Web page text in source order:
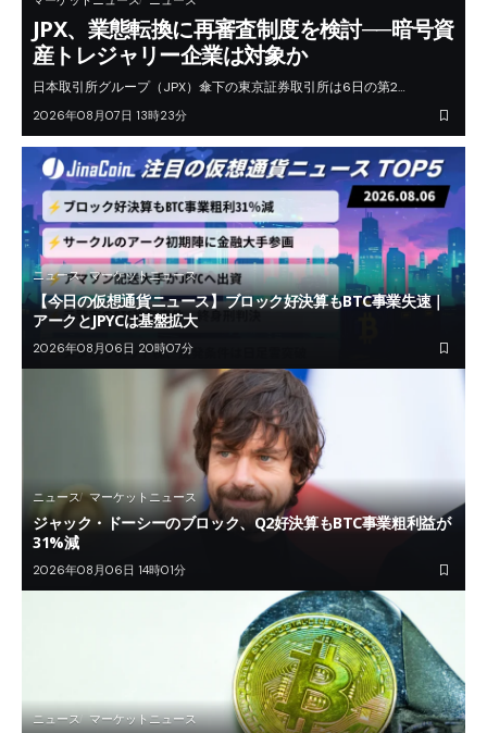
JPX、業態転換に再審査制度を検討──暗号資
産トレジャリー企業は対象か
日本取引所グループ（JPX）傘下の東京証券取引所は6日の第2…
2026年08月07日 13時23分
ニュース マーケットニュース
【今日の仮想通貨ニュース】ブロック好決算もBTC事業失速｜
アークとJPYCは基盤拡大
2026年08月06日 20時07分
ニュース マーケットニュース
ジャック・ドーシーのブロック、Q2好決算もBTC事業粗利益が
31%減
2026年08月06日 14時01分
ニュース マーケットニュース